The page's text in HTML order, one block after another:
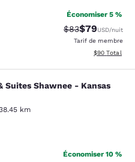
Économiser 5 %
Tarif barré :
$83Tarif réduit :
$79USD/nuit
Tarif de membre
Afficher les
$90 Total
Shawnee -
Suites Shawnee - Kansas
km
813 commentaires
Économiser 10 %